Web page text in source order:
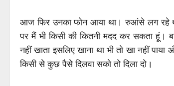
आज फिर उनका फोन आया था। रुआंसे लग रहे
पर मैं भी किसी की कितनी मदद कर सकता हूं।
नहीं खाता इसलिए खाना था भी तो खा नहीं
किसी से कुछ पैसे दिलवा सको तो दिला दो।